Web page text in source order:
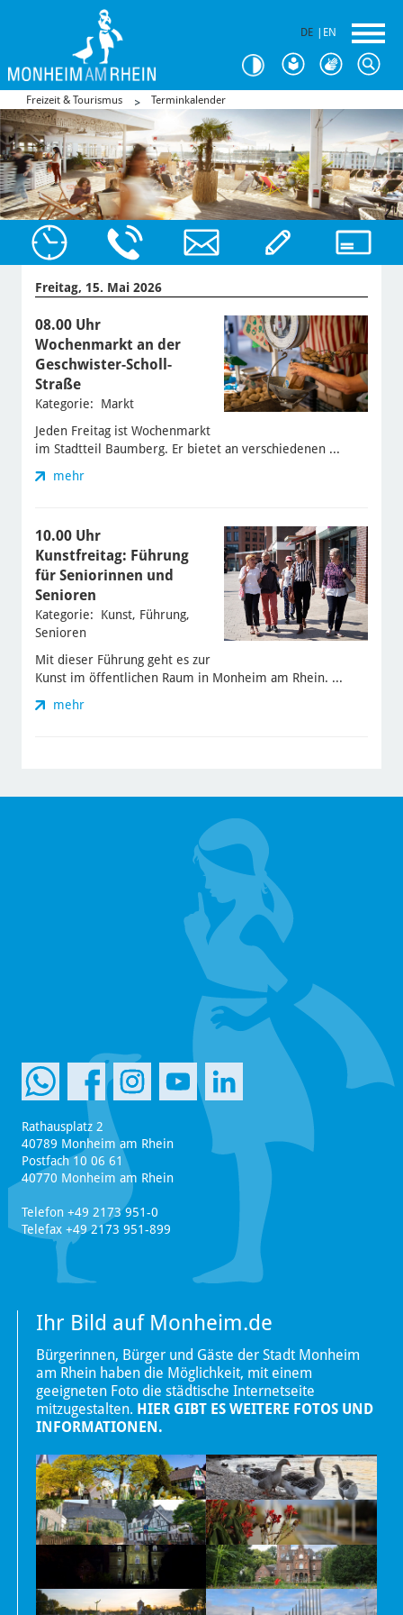
DE EN
Freizeit & Tourismus Terminkalender
Freitag, 15. Mai 2026
08.00 Uhr
Wochenmarkt an der
Geschwister-Scholl-
Straße
Kategorie: Markt
Jeden Freitag ist Wochenmarkt
im Stadtteil Baumberg. Er bietet an verschiedenen ...
mehr
10.00 Uhr
Kunstfreitag: Führung
für Seniorinnen und
Senioren
Kategorie: Kunst, Führung,
Senioren
Mit dieser Führung geht es zur
Kunst im öffentlichen Raum in Monheim am Rhein. ...
mehr
Rathausplatz 2
40789 Monheim am Rhein
Postfach 10 06 61
40770 Monheim am Rhein
Telefon +49 2173 951-0
Telefax +49 2173 951-899
Ihr Bild auf Monheim.de
Bürgerinnen, Bürger und Gäste der Stadt Monheim
am Rhein haben die Möglichkeit, mit einem
geeigneten Foto die städtische Internetseite
mitzugestalten. HIER GIBT ES WEITERE FOTOS UND
INFORMATIONEN.